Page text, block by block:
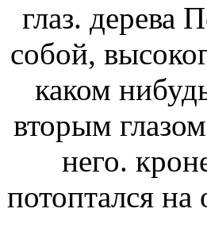
глаз. дерева
собой,
каком
вторым
него.
потоптался на